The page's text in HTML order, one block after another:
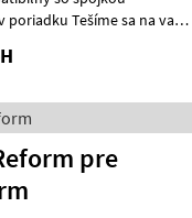
pre